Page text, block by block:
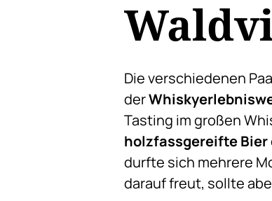
Die verschiedenen
der
Tasting im großen
holzfassgereifte Bier
durfte sich mehrere
darauf freut, sollte